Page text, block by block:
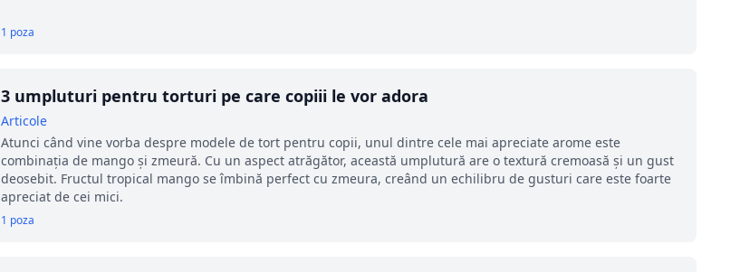
1 poza
3 umpluturi pentru torturi pe care copiii le vor adora
Articole
Atunci când vine vorba despre modele de tort pentru copii, unul dintre cele mai apreciate arome este
combinația de mango și zmeură. Cu un aspect atrăgător, această umplutură are o textură cremoasă și un gust
deosebit. Fructul tropical mango se îmbină perfect cu zmeura, creând un echilibru de gusturi care este foarte
apreciat de cei mici.
1 poza